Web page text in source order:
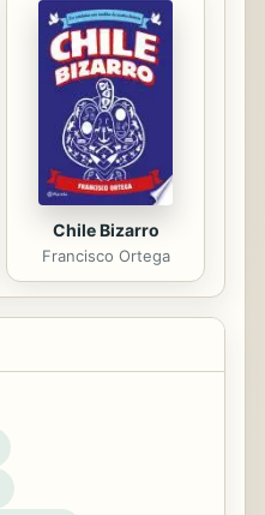
Chile Bizarro
Francisco Ortega